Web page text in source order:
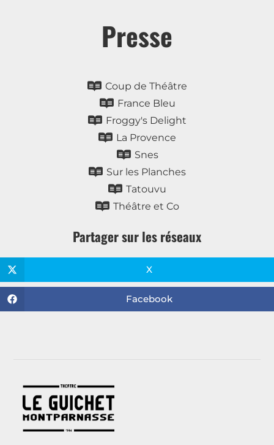
Presse
Coup de Théâtre
France Bleu
Froggy's Delight
La Provence
Snes
Sur les Planches
Tatouvu
Théâtre et Co
Partager sur les réseaux
X
Facebook